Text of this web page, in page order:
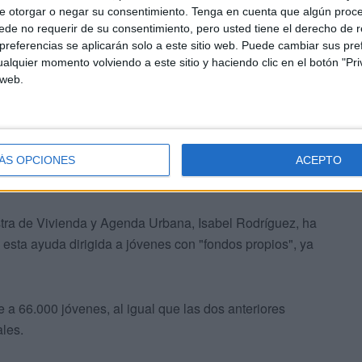
otorgar o negar su consentimiento. Tenga en cuenta que algún
no requerir de su consentimiento, pero usted tiene el derecho de
se aplicarán solo a este sitio web. Puede cambiar sus
momento volviendo a este sitio y haciendo clic en el botón
OPCIONES ACEPTO
el Consejo de Ministros dé el visto bueno a este
Sectorial para ratificarlo. Una vez ratificado y
precederá a la remisión de las resoluciones con las
para que acepten y pueda realizarse la
más "fondos propios"
de Vivienda y Agenda Urbana, Isabel Rodríguez, ha
ayuda dirigida a jóvenes con "fondos propios", ya
66.000 jóvenes, al igual que las dos anteriores